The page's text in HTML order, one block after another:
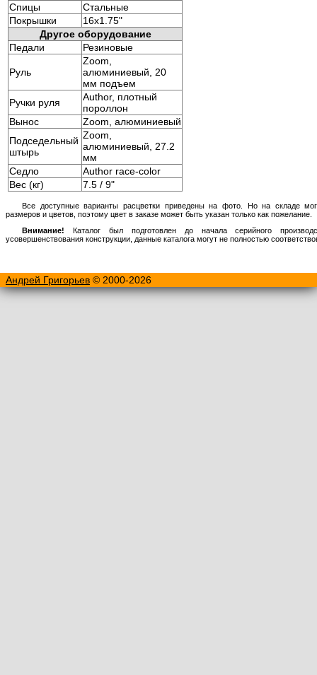
Спицы
Стальные
Покрышки
16x1.75"
Другое оборудование
Педали
Резиновые
Руль
Zoom,
алюминиевый, 20
мм подъем
Ручки руля
Author, плотный
пороллон
Вынос
Zoom, алюминиевый
Подседельный
штырь
Zoom,
алюминиевый, 27.2
мм
Седло
Author race-color
Вес (кг)
7.5 / 9"
Все доступные варианты расцветки приведены на фото. Но на складе
размеров и цветов, поэтому цвет в заказе может быть указан только как пожелание.
Внимание!
Каталог был подготовлен до начала серийного
усовершенствования конструкции, данные каталога могут не полностью
Андрей Григорьев © 2000-2026